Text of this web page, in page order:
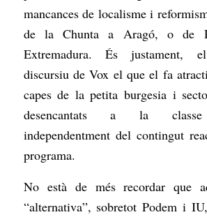
mancances de localisme i
de la Chunta a Aragó, o de
Extremadura. És justament,
discursiu de Vox el que el fa
capes de la petita burgesia i
desencantats a la classe
independentment del contingut
programa.
No està de més recordar que
“alternativa”, sobretot Podem i